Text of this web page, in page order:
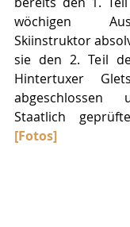
wöchigen
Skiinstruktor
sie den 2. Teil
Hintertuxer
[Fotos]